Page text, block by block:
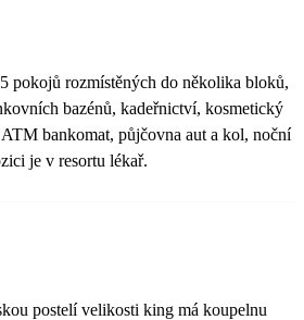
pokojů rozmístěných do několika bloků,
bazénů, kadeřnictví, kosmetický
bankomat, půjčovna aut a kol, noční
je v resortu lékař.
postelí velikosti king má koupelnu